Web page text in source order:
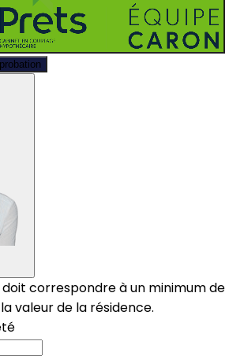
doit correspondre à un minimum de
valeur de la résidence.